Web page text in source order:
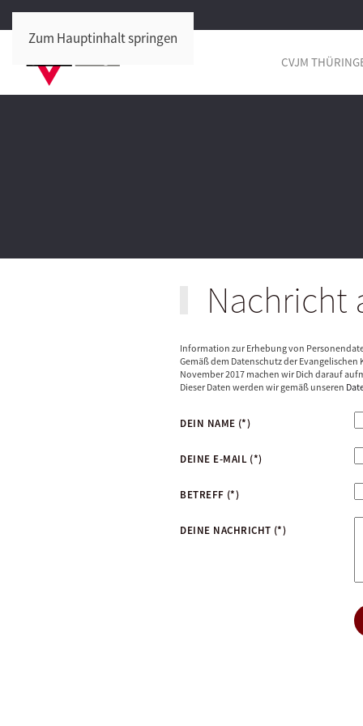
Zum Hauptinhalt springen
CVJM
Nachricht
Information zur Erhebung von
Gemäß dem Datenschutz der Evangelischen
November 2017 machen wir Dich darauf
Dieser Daten werden wir gemäß unseren
DEIN NAME (*)
DEINE E-MAIL (*)
BETREFF (*)
DEINE NACHRICHT (*)